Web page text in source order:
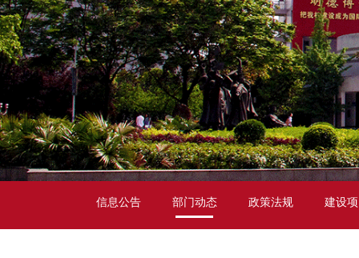
信息公告 部门动态 政策法规 建设